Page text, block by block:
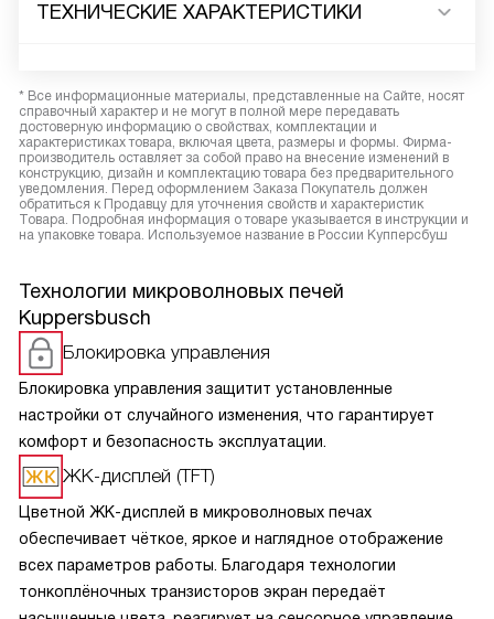
ТЕХНИЧЕСКИЕ ХАРАКТЕРИСТИКИ
* Все информационные материалы, представленные на Сайте, носят
справочный характер и не могут в полной мере передавать
достоверную информацию о свойствах, комплектации и
характеристиках товара, включая цвета, размеры и формы. Фирма-
производитель оставляет за собой право на внесение изменений в
конструкцию, дизайн и комплектацию товара без предварительного
уведомления. Перед оформлением Заказа Покупатель должен
обратиться к Продавцу для уточнения свойств и характеристик
Товара. Подробная информация о товаре указывается в инструкции и
на упаковке товара. Используемое название в России Купперсбуш
Технологии микроволновых печей
Kuppersbusch
Блокировка управления
Блокировка управления защитит установленные
настройки от случайного изменения, что гарантирует
комфорт и безопасность эксплуатации.
ЖК-дисплей (TFT)
Цветной ЖК-дисплей в микроволновых печах
обеспечивает чёткое, яркое и наглядное отображение
всех параметров работы. Благодаря технологии
тонкоплёночных транзисторов экран передаёт